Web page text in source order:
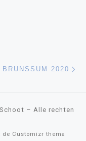
2020
– Alle rechten
de Customizr thema